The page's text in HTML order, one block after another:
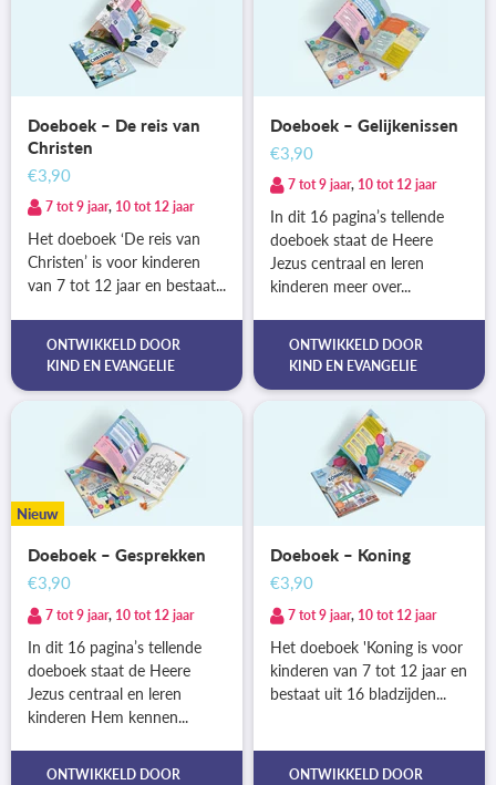
Doeboek – De reis van
Christen
€3,90
7 tot 9 jaar, 10 tot 12 jaar
Het doeboek ‘De reis van
Christen’ is voor kinderen
van 7 tot 12 jaar en bestaat...
ONTWIKKELD DOOR
KIND EN EVANGELIE
Doeboek – Gelijkenissen
€3,90
7 tot 9 jaar, 10 tot 12 jaar
In dit 16 pagina’s tellende
doeboek staat de Heere
Jezus centraal en leren
kinderen meer over...
ONTWIKKELD DOOR
KIND EN EVANGELIE
Nieuw
Doeboek – Gesprekken
€3,90
7 tot 9 jaar, 10 tot 12 jaar
In dit 16 pagina’s tellende
doeboek staat de Heere
Jezus centraal en leren
kinderen Hem kennen...
ONTWIKKELD DOOR
Doeboek – Koning
€3,90
7 tot 9 jaar, 10 tot 12 jaar
Het doeboek 'Koning is voor
kinderen van 7 tot 12 jaar en
bestaat uit 16 bladzijden...
ONTWIKKELD DOOR